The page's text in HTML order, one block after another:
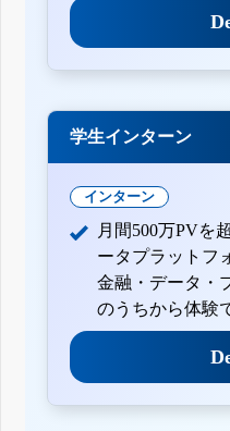
学生インターン
インターン
月間500万PVを
ータプラットフ
金融・データ・
のうちから体験